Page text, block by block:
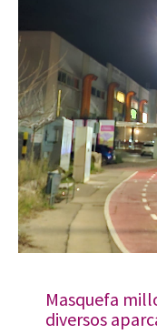
Masquefa
diversos